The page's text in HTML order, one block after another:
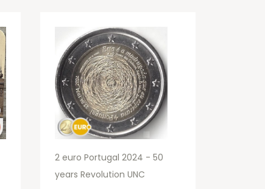
2 euro Portugal 2024 - 50
years Revolution UNC